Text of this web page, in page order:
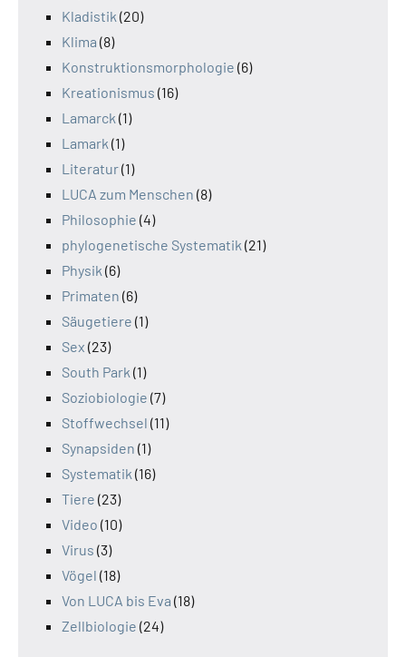
Kladistik (20)
Klima (8)
Konstruktionsmorphologie (6)
Kreationismus (16)
Lamarck (1)
Lamark (1)
Literatur(1)
LUCA zum Menschen (8)
Philosophie (4)
phylogenetische Systematik (21)
Physik (6)
Primaten (6)
Säugetiere (1)
Sex (23)
South Park (1)
Soziobiologie (7)
Stoffwechsel (11)
Synapsiden (1)
Systematik (16)
Tiere (23)
Video (10)
Virus (3)
Vögel (18)
Von LUCA bis Eva (18)
Zellbiologie (24)